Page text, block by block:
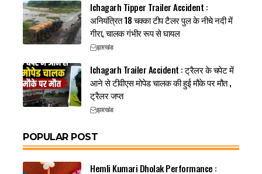
Ichagarh Tipper Trailer Accident :
अनियंत्रित 18 चक्का टीप टैलर पुल के नीचे नदी में
गीरा, चालक गंभीर रूप से घायल
झारखंड
Ichagarh Trailer Accident : ट्रैलर के चपेट में
आने से टीवीएस मोपेड चालक की हुई मौके पर मौत ,
ट्रैलर जप्त
झारखंड
POPULAR POST
Hemli Kumari Dholak Performance :